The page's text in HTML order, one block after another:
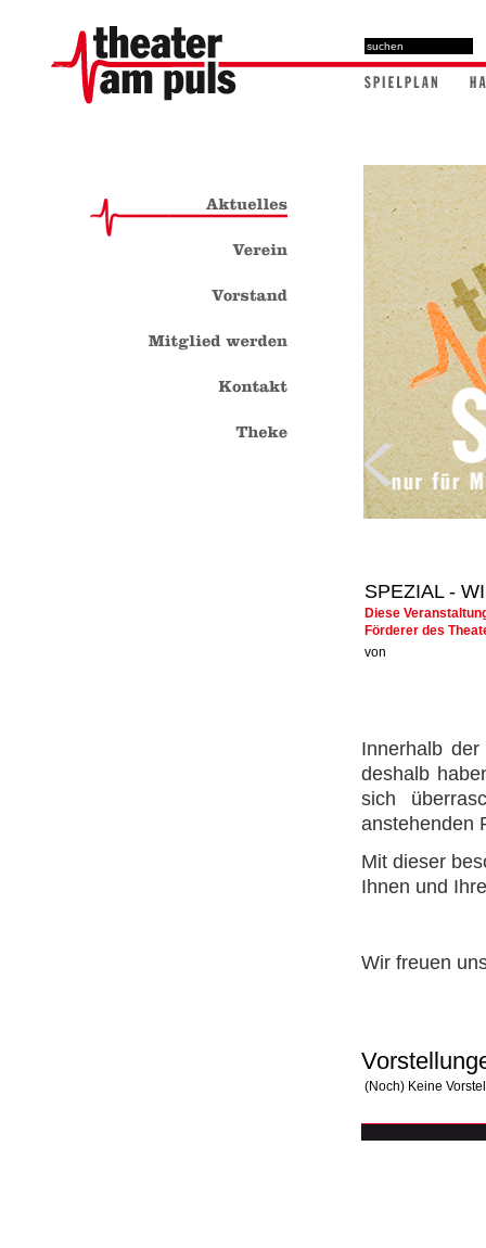
SPEZIAL -
Diese
Förderer des
von
Innerhalb
deshalb
sich
anstehenden
Mit dieser
Ihnen und
Wir freuen
(Noch) Keine